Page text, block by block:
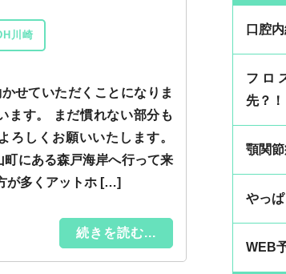
川崎
せていただくことになりま
ます。 まだ慣れない部分も
ろしくお願いいたします。
町にある森戸海岸へ行って来
が多くアットホ […]
続きを読む...
口腔
フロ
先？！
顎関
やっ
WEB